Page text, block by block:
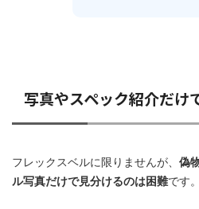
写真やスペック紹介だけ
フレックスベルに限りませんが、 偽
ル写真だけで見分けるのは困難です。